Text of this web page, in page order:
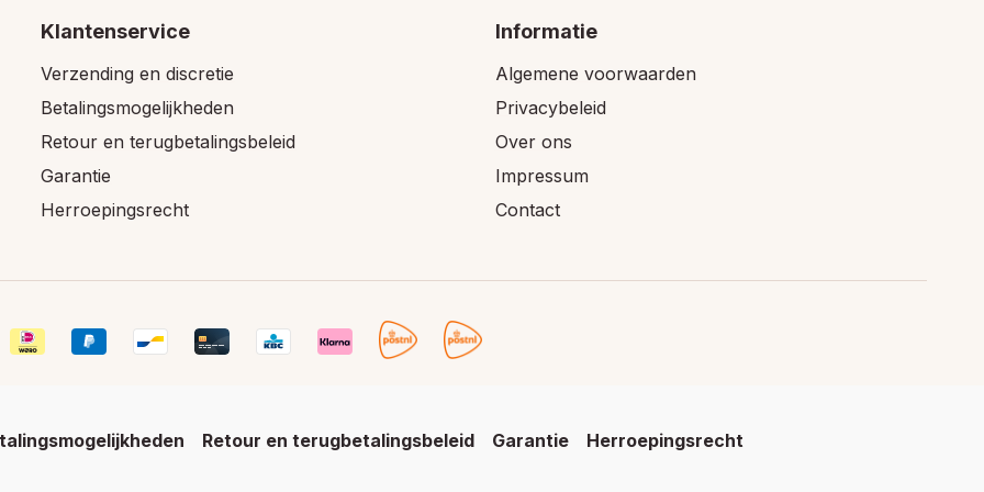
Klantenservice
Verzending en discretie
Betalingsmogelijkheden
Retour en terugbetalingsbeleid
Garantie
Herroepingsrecht
Informatie
Algemene voorwaarden
Privacybeleid
Over ons
Impressum
Contact
Retour en terugbetalingsbeleid Garantie Herroepingsrecht